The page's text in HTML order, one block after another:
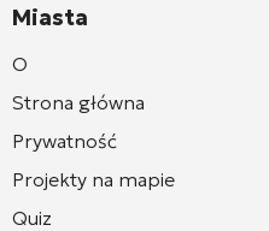
Miasta
O
Strona główna
Prywatność
Projekty na mapie
Quiz